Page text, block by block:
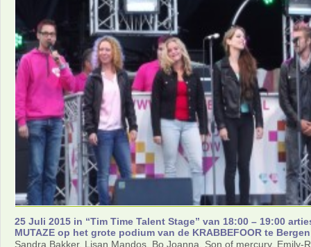
25 Juli 2015 in “Tim Time Talent Stage” van 18:00 – 19:00
MUTAZE op het grote podium van de KRABBEFOOR te
Sandra Bakker, Lisan Mandos, Bo Joanna, Son of mercury, Emily-